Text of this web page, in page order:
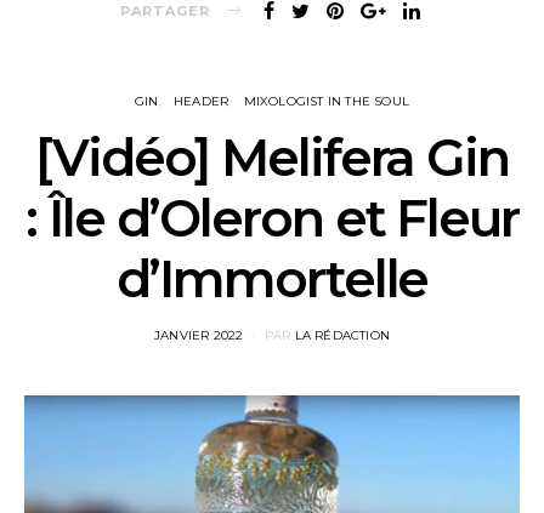
PARTAGER
GIN HEADER MIXOLOGIST IN THE SOUL
[Vidéo] Melifera Gin
: Île d’Oleron et Fleur
d’Immortelle
POSTED
JANVIER 2022 PAR LA RÉDACTION